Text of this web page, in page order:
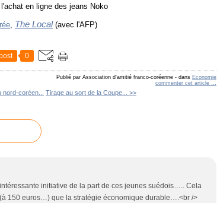
en ligne des jeans Noko
, The Local(avec l'AFP)
0
Publié par Association d'amitié franco-coréenne - dans Economie
commenter cet article …
coréen... Tirage au sort de la Coupe... >>
initiative de la part de ces jeunes suédois….. Cela
150 euros…) que la stratégie économique durable….<br />